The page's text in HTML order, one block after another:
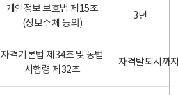
개인정보 보호법 제15조
(정보주체 등의)
3년
자격기본법 제34조 및 동법
시행령 제32조
자격탈퇴시까